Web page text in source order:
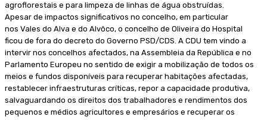
agroflorestais e para limpeza de linhas de água obstruídas.
Apesar de impactos significativos no concelho, em particular
nos Vales do Alva e do Alvôco, o concelho de Oliveira do Hospital
ficou de fora do decreto do Governo PSD/CDS. A CDU tem vindo a
intervir nos concelhos afectados, na Assembleia da República e no
Parlamento Europeu no sentido de exigir a mobilização de todos os
meios e fundos disponíveis para recuperar habitações afectadas,
restablecer infraestruturas críticas, repor a capacidade produtiva,
salvaguardando os direitos dos trabalhadores e rendimentos dos
pequenos e médios agricultores e empresários e recuperar os